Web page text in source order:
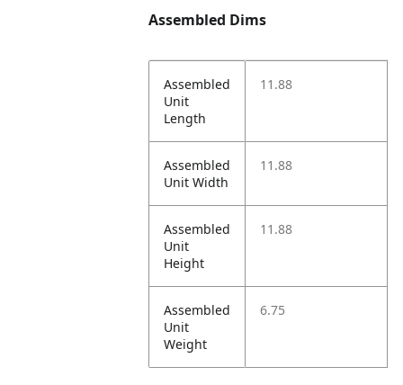
Assembled Dims
Assembled
Unit
Length
11.88
Assembled
Unit Width
11.88
Assembled
Unit
Height
11.88
Assembled
Unit
Weight
6.75